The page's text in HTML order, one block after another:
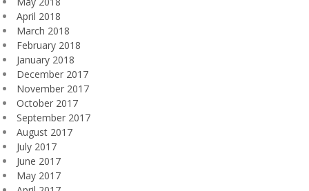
April 2018
March 2018
February 2018
January 2018
December 2017
November 2017
October 2017
September 2017
August 2017
July 2017
June 2017
May 2017